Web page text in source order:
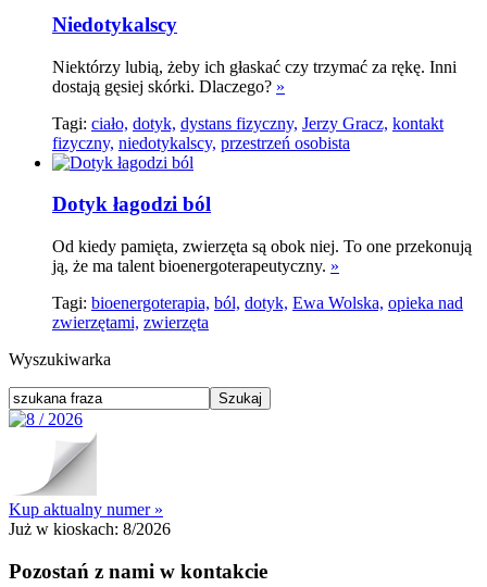
Niedotykalscy
Niektórzy lubią, żeby ich głaskać czy trzymać za rękę. Inni
dostają gęsiej skórki. Dlaczego? »
Tagi: ciało, dotyk, dystans fizyczny, Jerzy Gracz, kontakt
fizyczny, niedotykalscy, przestrzeń osobista
Dotyk łagodzi ból
Od kiedy pamięta, zwierzęta są obok niej. To one przekonują
ją, że ma talent bioenergoterapeutyczny. »
Tagi: bioenergoterapia, ból, dotyk, Ewa Wolska, opieka nad
zwierzętami, zwierzęta
Wyszukiwarka
Kup aktualny numer »
Już w kioskach: 8/2026
Pozostań z nami w kontakcie